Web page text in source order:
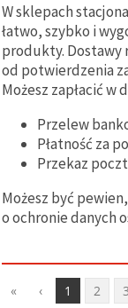
W sklepach
łatwo, szybko i
produkty. Dostawy
od potwierdzenia
Możesz zapłacić w
Przelew
Płatność za
Przekaz
Możesz być
o ochronie danych
« ‹ 1 2 3